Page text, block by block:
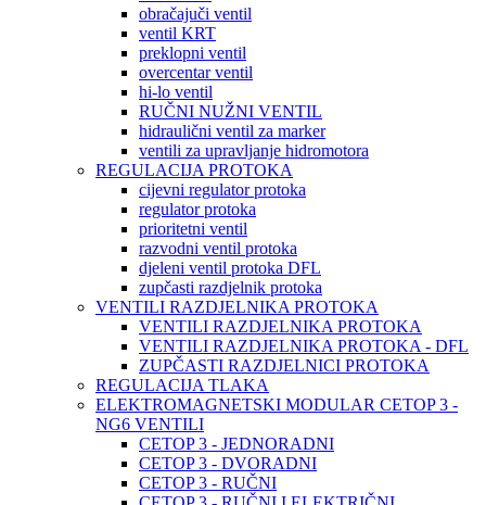
obračajuči ventil
ventil KRT
preklopni ventil
overcentar ventil
hi-lo ventil
RUČNI NUŽNI VENTIL
hidraulični ventil za marker
ventili za upravljanje hidromotora
REGULACIJA PROTOKA
cijevni regulator protoka
regulator protoka
prioritetni ventil
razvodni ventil protoka
djeleni ventil protoka DFL
zupčasti razdjelnik protoka
VENTILI RAZDJELNIKA PROTOKA
VENTILI RAZDJELNIKA PROTOKA
VENTILI RAZDJELNIKA PROTOKA - DFL
ZUPČASTI RAZDJELNICI PROTOKA
REGULACIJA TLAKA
ELEKTROMAGNETSKI MODULAR CETOP 3 -
NG6 VENTILI
CETOP 3 - JEDNORADNI
CETOP 3 - DVORADNI
CETOP 3 - RUČNI